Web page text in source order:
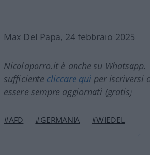
Max Del Papa, 24 febbraio 2025
Nicolaporro.it è anche su Whatsapp.
sufficiente cliccare qui per iscriversi
essere sempre aggiornati (gratis)
#AFD #GERMANIA #WIEDEL